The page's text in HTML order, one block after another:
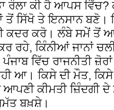
ਰੌਲਾ ਕੀ ਹੈ ਆਪਸ ਵਿੱਚ?
ਸਿੱਖੋ ਤੇ ਇਨਸਾਨ ਬਣੋ।
ਕਦਰ ਕਰੋ। ਲੰਬੇ ਸਮੇਂ ਤੋਂ
ਰਹੇ, ਕਿੰਨੀਆਂ ਜਾਨਾਂ
ਵਿੱਚ ਰਾਜਨੀਤੀ
ਆ। ਕਿਸੇ ਦੀ ਮੌਤ,
ਕੀਮਤੀ ਜ਼ਿੰਦਗੀ
ਬਖ਼ਸ਼ੇ।